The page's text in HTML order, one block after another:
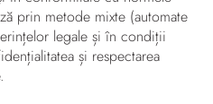
prin metode mixte (automate
legale și în condiții
și respectarea